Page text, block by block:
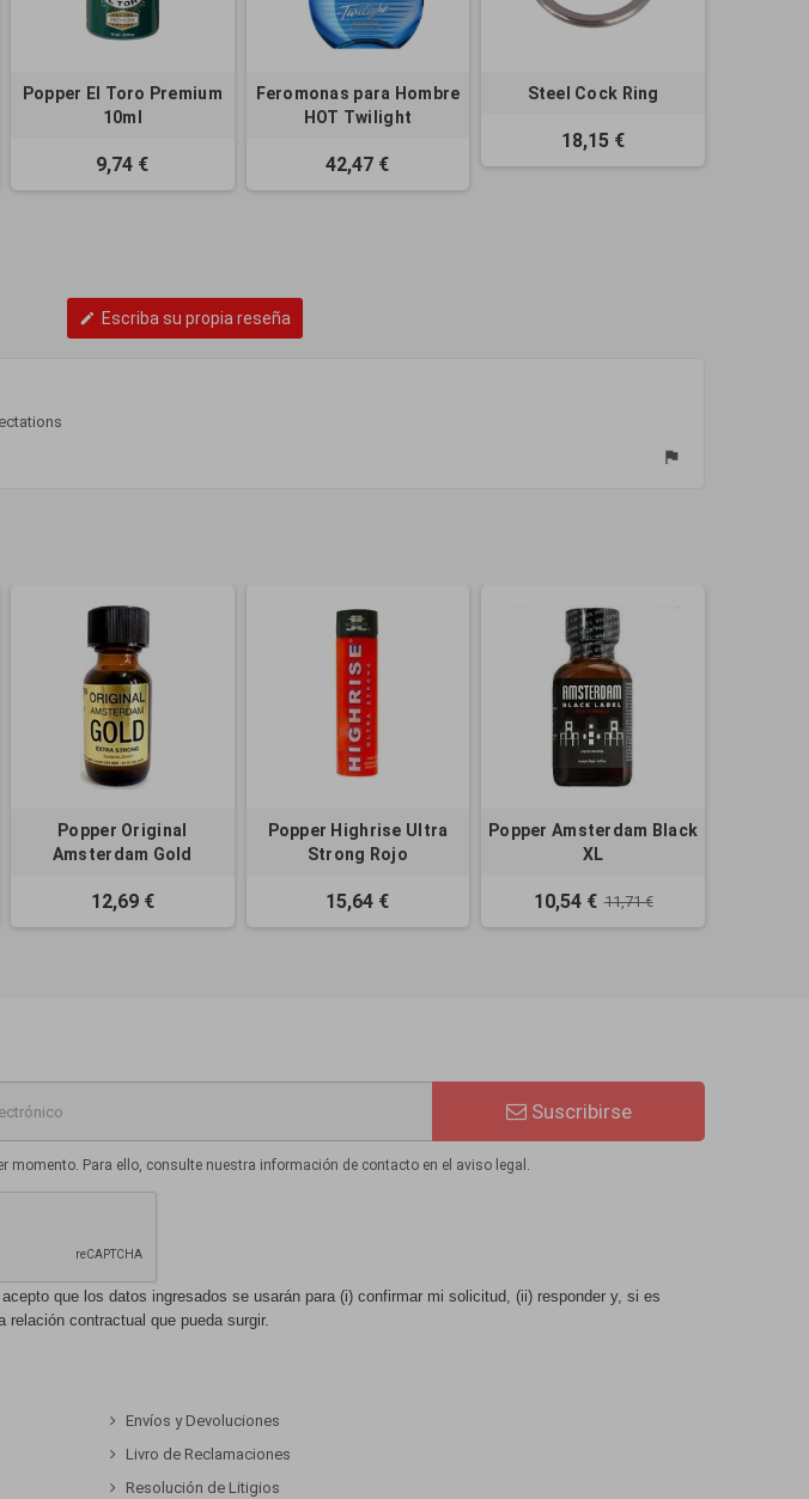
Popper El Toro Premium
10ml
9,74 €
Feromonas para Hombre
HOT Twilight
42,47 €
Steel Cock Ring
18,15 €
edit Escriba su propia reseña
flag
Popper Original
Amsterdam Gold
12,69 €
Popper Highrise Ultra
Strong Rojo
15,64 €
Popper Amsterdam Black
XL
10,54 € 11,71 €
Suscribirse
momento. Para ello, consulte nuestra información de contacto en el aviso legal.
que los datos ingresados se usarán para (i) confirmar mi solicitud, (ii) responder y, si es
relación contractual que pueda surgir.
Envíos y Devoluciones
Livro de Reclamaciones
Resolución de Litigios